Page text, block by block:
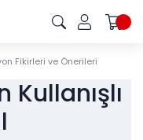
Fikirleri ve Önerileri